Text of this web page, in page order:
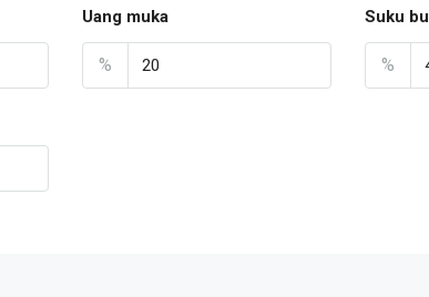
Uang muka
%
Suku
%